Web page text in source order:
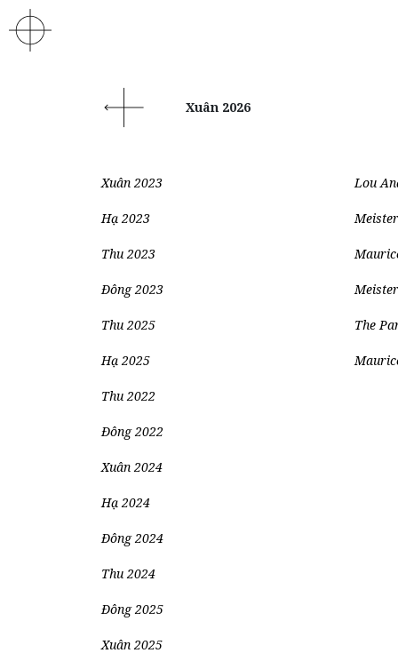
Xuân 2026
Xuân 2023
Hạ 2023
Thu 2023
Đông 2023
Thu 2025
Hạ 2025
Thu 2022
Đông 2022
Xuân 2024
Hạ 2024
Đông 2024
Thu 2024
Đông 2025
Xuân 2025
Lou
The